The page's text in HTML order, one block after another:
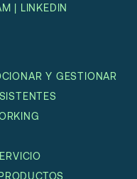
| LINKEDIN
Y GESTIONAR